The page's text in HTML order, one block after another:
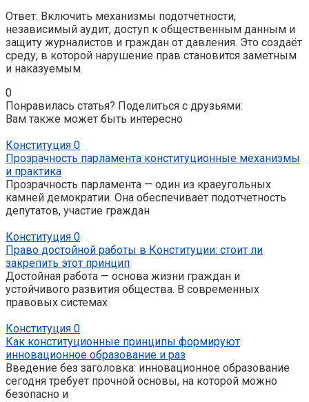
Ответ: Включить механизмы подотчётности,
независимый аудит, доступ к общественным данным и
защиту журналистов и граждан от давления. Это создаёт
среду, в которой нарушение прав становится заметным
и наказуемым.
0
Понравилась статья? Поделиться с друзьями:
Вам также может быть интересно
Конституция 0
Прозрачность парламента конституционные механизмы
и практика
Прозрачность парламента — один из краеугольных
камней демократии. Она обеспечивает подотчетность
депутатов, участие граждан
Конституция 0
Право достойной работы в Конституции: стоит ли
закрепить этот принцип
Достойная работа — основа жизни граждан и
устойчивого развития общества. В современных
правовых системах
Конституция 0
Как конституционные принципы формируют
инновационное образование и раз
Введение без заголовка: инновационное образование
сегодня требует прочной основы, на которой можно
безопасно и